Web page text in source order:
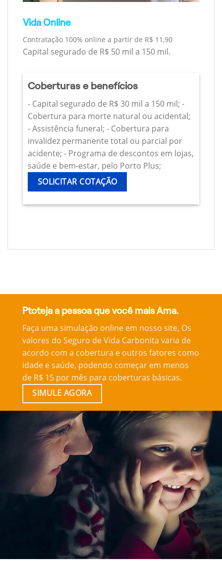
Vida Online
Contratação 100% online a partir de R$ 11,90
Capital segurado de R$ 50 mil a 150 mil.
Coberturas e benefícios
- Capital segurado de R$ 30 mil a 150 mil; -
Cobertura para morte natural ou acidental;
- Assistência funeral; - Cobertura para
invalidez permanente total ou parcial por
acidente; - Programa de descontos em lojas,
saúde e bem-estar, pelo Porto Plus;
SOLICITAR COTAÇÃO
Ptoteja a pessoa que você mais Ama.
Faça uma simulação online em nosso site, Os
valores do Seguro de Vida Carbonita varia de
acordo com a cobertura e outros fatores como
idade e saúde, podendo começar em menos
de R$ 15 por mês para coberturas básicas.
SIMULE AGORA